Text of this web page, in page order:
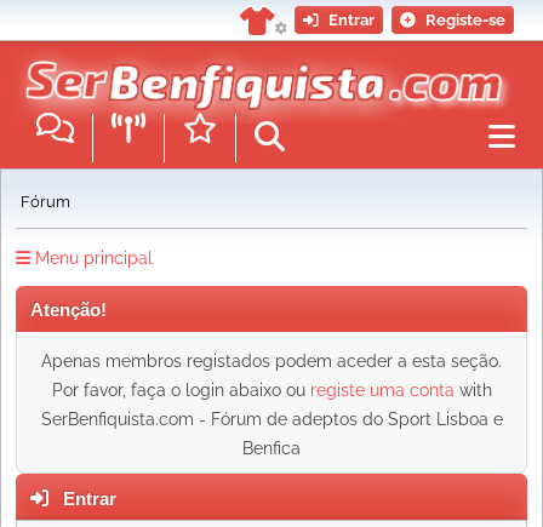
Entrar Registe-se
Fórum
Menu principal
Atenção!
Apenas membros registados podem aceder a esta seção.
Por favor, faça o login abaixo ou registe uma conta with
SerBenfiquista.com - Fórum de adeptos do Sport Lisboa e
Benfica
Entrar